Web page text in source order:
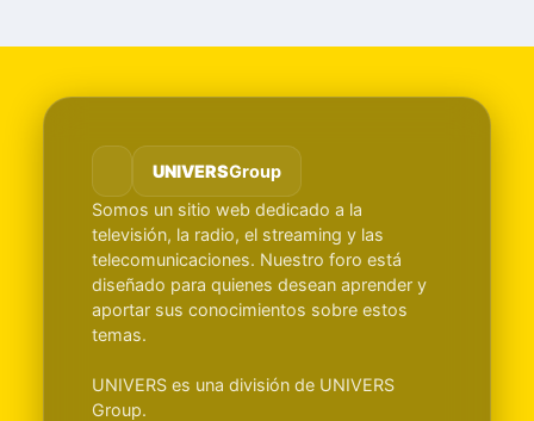
UNIVERSGroup
Somos un sitio web dedicado a la
televisión, la radio, el streaming y las
telecomunicaciones. Nuestro foro está
diseñado para quienes desean aprender y
aportar sus conocimientos sobre estos
temas.
UNIVERS es una división de UNIVERS
Group.